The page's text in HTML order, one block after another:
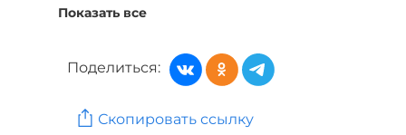
Кроссовки, кеды: Цвет Зеленый
Кроссовки, кеды: Цвет Зеленый, Размер 36
Женская обувь: Бренд EDIK
Женская обувь: Бренд El Tempo
Показать все
Поделиться:
Скопировать ссылку